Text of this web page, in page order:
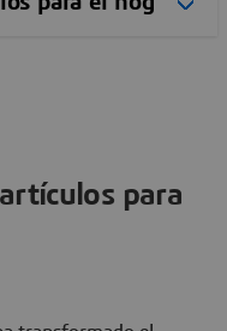
para